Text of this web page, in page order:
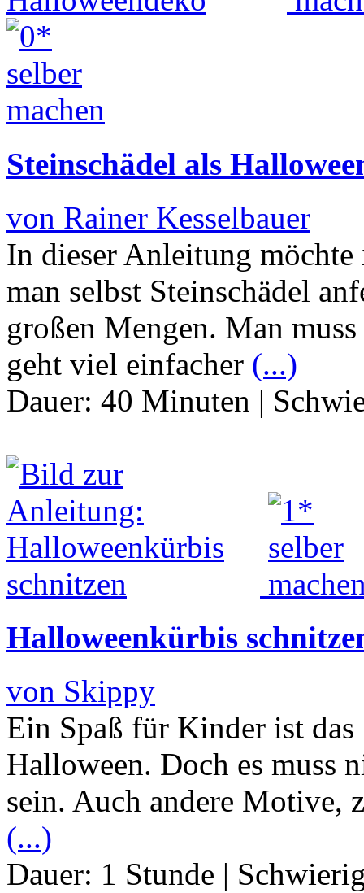
Steinschädel als
von Rainer Kesselbauer
In dieser Anleitung
man selbst Steinschädel
großen Mengen. Man
geht viel einfacher (...)
Dauer: 40 Minuten |
Halloweenkürbis
von Skippy
Ein Spaß für Kinder ist
Halloween. Doch es muss
sein. Auch andere Motive,
(...)
Dauer: 1 Stunde |